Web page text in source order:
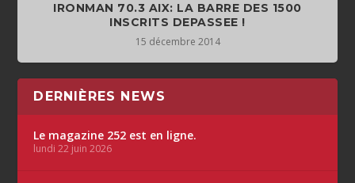
IRONMAN 70.3 AIX: LA BARRE DES 1500
INSCRITS DEPASSEE !
15 décembre 2014
DERNIÈRES NEWS
Le magazine 252 est en ligne.
lundi 22 juin 2026